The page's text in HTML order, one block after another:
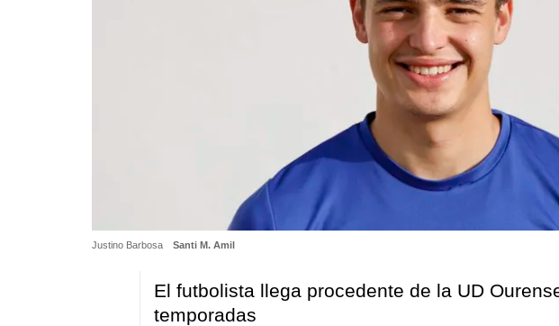
Justino Barbosa Santi M. Amil
El futbolista llega procedente de la UD
temporadas